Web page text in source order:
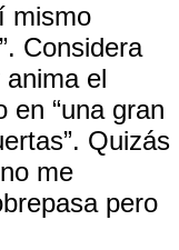
mismo
Considera
anima el
en “una gran
Quizás
me
pero